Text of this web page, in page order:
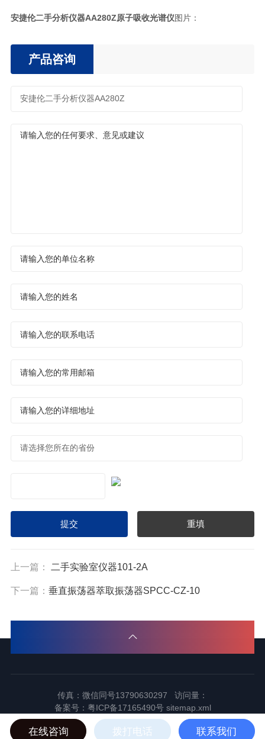
安捷伦二手分析仪器AA280Z原子吸收光谱仪图片：
产品咨询
上一篇： 二手实验室仪器101-2A
下一篇： 垂直振荡器萃取振荡器SPCC-CZ-10
传真：微信同号13790630297 访问量：
备案号： 粤ICP备17165490号 sitemap.xml
2024东莞市谱标实验器材科技有限公司版权所有
在线咨询 拨打电话 联系我们